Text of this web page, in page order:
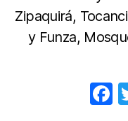
Zipaquirá,
y Funza,